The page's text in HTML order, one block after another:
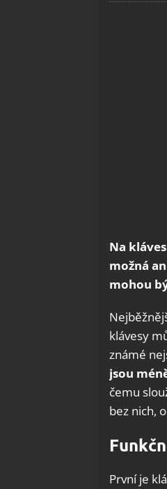
Na
možná
mohou
klávesy
známé
jsou
čemu
bez nich,
První je